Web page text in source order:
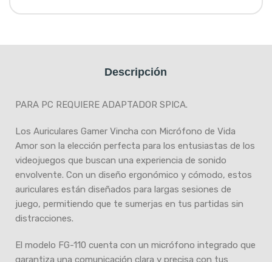
Descripción
PARA PC REQUIERE ADAPTADOR SPICA.
Los Auriculares Gamer Vincha con Micrófono de Vida
Amor son la elección perfecta para los entusiastas de los
videojuegos que buscan una experiencia de sonido
envolvente. Con un diseño ergonómico y cómodo, estos
auriculares están diseñados para largas sesiones de
juego, permitiendo que te sumerjas en tus partidas sin
distracciones.
El modelo FG-110 cuenta con un micrófono integrado que
garantiza una comunicación clara y precisa con tus